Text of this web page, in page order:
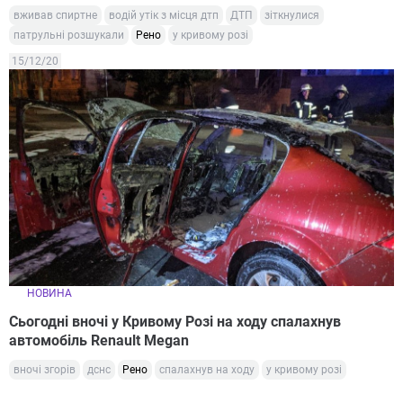
вживав спиртне водій утік з місця дтп ДТП
зіткнулися
патрульні розшукали
Рено у кривому розі
15/12/20
НОВИНА
Сьогодні вночі у Кривому Розі на ходу спалахнув
автомобіль Renault Megan
вночі згорів дснс Рено спалахнув на ходу у кривому розі